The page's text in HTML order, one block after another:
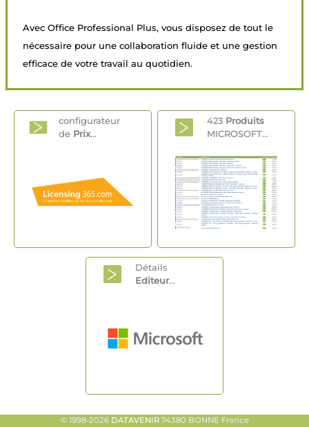
Avec Office Professional Plus, vous disposez de tout le
nécessaire pour une collaboration fluide et une gestion
efficace de votre travail au quotidien.
configurateur
de Prix...
423 Produits
MICROSOFT...
Détails
Editeur...
© 1998-2026 DATAVENIR74380 BONNE France